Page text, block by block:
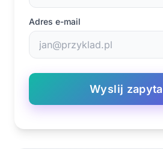
Adres e-mail
Wyslij